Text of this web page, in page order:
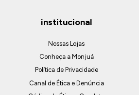
institucional
Nossas Lojas
Conheça a Monjuá
Política de Privacidade
Canal de Ética e Denúncia